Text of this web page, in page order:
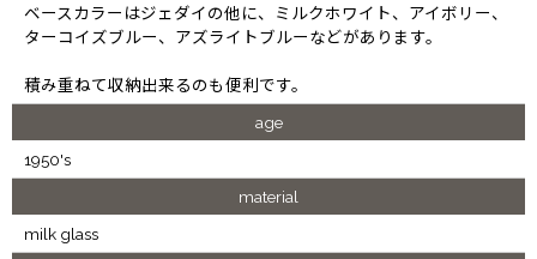
ベースカラーはジェダイの他に、ミルクホワイト、アイボリー、
ターコイズブルー、アズライトブルーなどがあります。
積み重ねて収納出来るのも便利です。
age
1950's
material
milk glass